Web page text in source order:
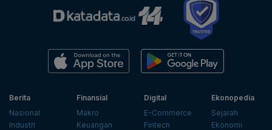
Berita
Nasional
Industri
Finansial
Makro
Keuangan
Digital
E-Commerce
Fintech
Ekonopedia
Sejarah
Ekonomi